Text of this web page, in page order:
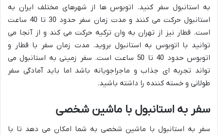
به استانبول سفر کنید. اتوبوس ها از شهرهای مختلف ایران به
استانبول حرکت می کنند و مدت زمان سفر حدود 30 تا 40 ساعت
است. قطار نیز از تهران به وان ترکیه حرکت می کند و از آنجا می
توانید با اتوبوس به استانبول بروید. مدت زمان سفر با قطار و
اتوبوس حدود 40 تا 50 ساعت است. سفر زمینی به استانبول می
تواند تجربه ای جذاب و ماجراجویانه باشد اما باید آمادگی سفر
طولانی و خسته کننده را داشته باشید.
سفر به استانبول با ماشین شخصی
سفر به استانبول با ماشین شخصی به شما امکان می دهد تا با